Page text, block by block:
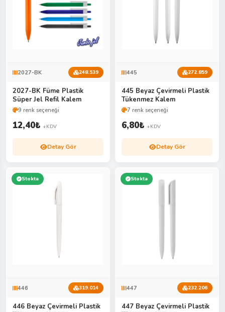
2027-BK 248.539
2027-BK Füme Plastik
Süper Jel Refil Kalem
9 renk seçeneği
12,40₺ +KDV
Detay Gör
445 272.859
445 Beyaz Çevirmeli Plastik
Tükenmez Kalem
7 renk seçeneği
6,80₺ +KDV
Detay Gör
Stokta
446 319.014
446 Beyaz Çevirmeli Plastik
Stokta
447 232.206
447 Beyaz Çevirmeli Plastik